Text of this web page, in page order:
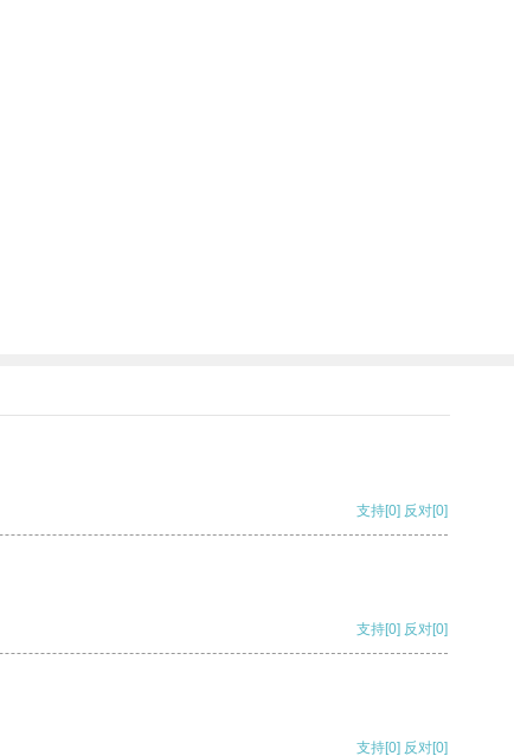
支持[0] 反对[0]
支持[0] 反对[0]
支持[0] 反对[0]